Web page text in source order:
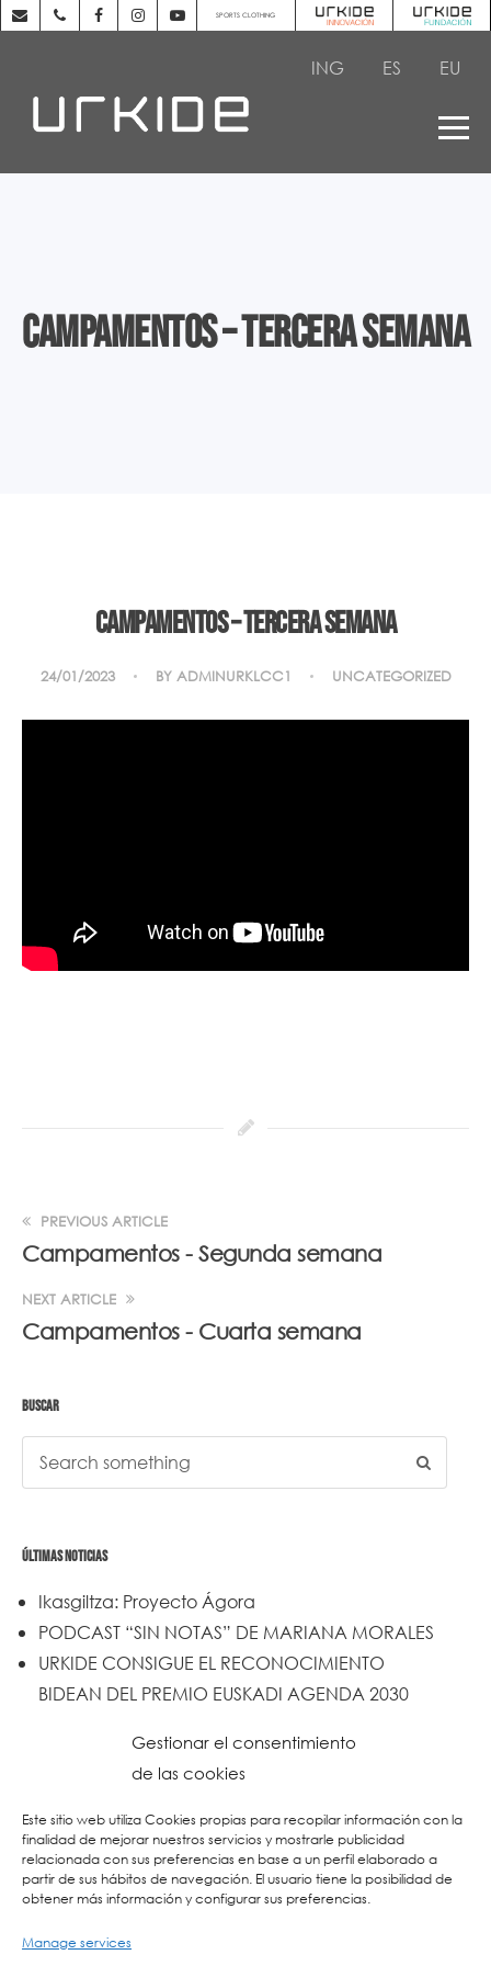
Gestionar el consentimiento
de las cookies
Este sitio web utiliza Cookies propias para recopilar información con la
finalidad de mejorar nuestros servicios y mostrarle publicidad
relacionada con sus preferencias en base a un perfil elaborado a
partir de sus hábitos de navegación. El usuario tiene la posibilidad de
obtener más información y configurar sus preferencias.
Manage services
SPORTS CLOTHING
ING ES EU
Campamentos – Tercera semana
Campamentos – Tercera semana
24/01/2023 BY ADMINURKLCC1 UNCATEGORIZED
PREVIOUS ARTICLE
Campamentos - Segunda semana
NEXT ARTICLE
Campamentos - Cuarta semana
BUSCAR
ÚLTIMAS NOTICIAS
Ikasgiltza: Proyecto Ágora
PODCAST “SIN NOTAS” DE MARIANA MORALES
URKIDE CONSIGUE EL RECONOCIMIENTO
BIDEAN DEL PREMIO EUSKADI AGENDA 2030
Urkide en Cadena SER